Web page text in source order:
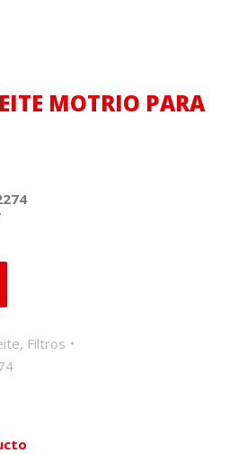
MOTRIO PARA
, Filtros